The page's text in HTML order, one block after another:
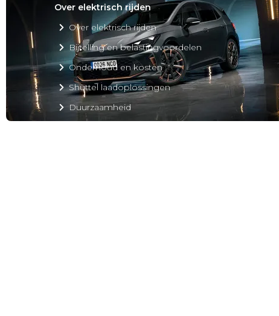
Over elektrisch rijden
Over elektrisch rijden
Bijtelling en belastingvoordelen
Onderhoud en kosten
Shuttel laadoplossingen
Duurzaamheid